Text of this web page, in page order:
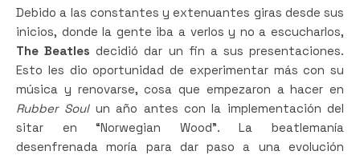
Debido a las constantes y extenuantes giras desde sus
inicios, donde la gente iba a verlos y no a escucharlos,
The Beatles decidió dar un fin a sus presentaciones.
Esto les dio oportunidad de experimentar más con su
música y renovarse, cosa que empezaron a hacer en
Rubber Soulun año antes con la implementación del
sitar en “Norwegian Wood”. La beatlemanía
desenfrenada moría para dar paso a una evolución